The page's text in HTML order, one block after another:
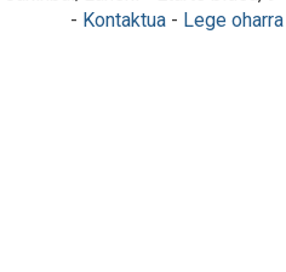
- Kontaktua- Lege oharra